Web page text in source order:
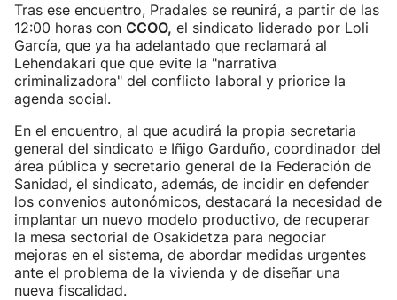
Tras ese encuentro, Pradales se reunirá, a partir de las
12:00 horas con CCOO, el sindicato liderado por Loli
García, que ya ha adelantado que reclamará al
Lehendakari que que evite la "narrativa
criminalizadora" del conflicto laboral y priorice la
agenda social.
En el encuentro, al que acudirá la propia secretaria
general del sindicato e Iñigo Garduño, coordinador del
área pública y secretario general de la Federación de
Sanidad, el sindicato, además, de incidir en defender
los convenios autonómicos, destacará la necesidad de
implantar un nuevo modelo productivo, de recuperar
la mesa sectorial de Osakidetza para negociar
mejoras en el sistema, de abordar medidas urgentes
ante el problema de la vivienda y de diseñar una
nueva fiscalidad.